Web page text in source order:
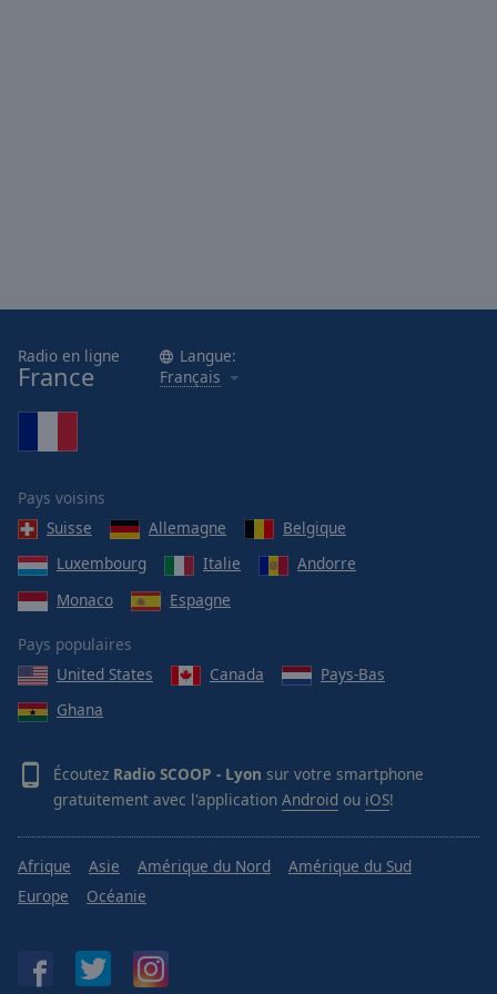
Radio en ligne
France
Langue:
Français
Pays voisins
Suisse
Allemagne
Belgique
Luxembourg
Italie
Andorre
Monaco
Espagne
Pays populaires
United States
Canada
Pays-Bas
Ghana
Écoutez Radio SCOOP - Lyon sur votre smartphone
gratuitement avec l'application Android ou iOS!
Afrique Asie Amérique du Nord
Amérique du Sud
Europe
Océanie